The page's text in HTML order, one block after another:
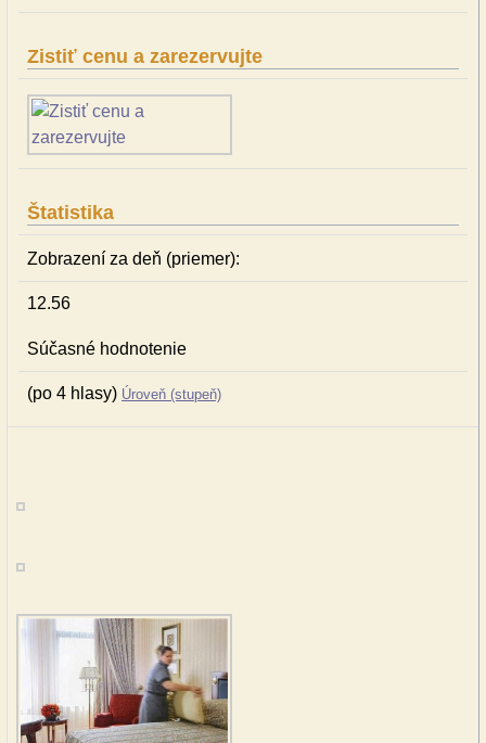
Zistiť cenu a zarezervujte
Štatistika
Zobrazení za deň (priemer):
12.56
Súčasné hodnotenie
(po 4 hlasy) Úroveň (stupeň)